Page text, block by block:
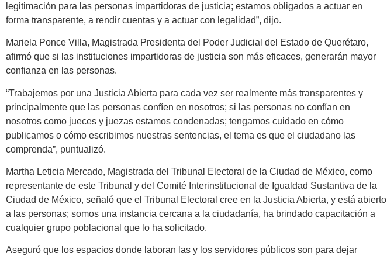
legitimación para las personas impartidoras de justicia; estamos obligados a actuar en
forma transparente, a rendir cuentas y a actuar con legalidad”, dijo.
Mariela Ponce Villa, Magistrada Presidenta del Poder Judicial del Estado de Querétaro,
afirmó que si las instituciones impartidoras de justicia son más eficaces, generarán mayor
confianza en las personas.
“Trabajemos por una Justicia Abierta para cada vez ser realmente más transparentes y
principalmente que las personas confíen en nosotros; si las personas no confían en
nosotros como jueces y juezas estamos condenadas; tengamos cuidado en cómo
publicamos o cómo escribimos nuestras sentencias, el tema es que el ciudadano las
comprenda”, puntualizó.
Martha Leticia Mercado, Magistrada del Tribunal Electoral de la Ciudad de México, como
representante de este Tribunal y del Comité Interinstitucional de Igualdad Sustantiva de la
Ciudad de México, señaló que el Tribunal Electoral cree en la Justicia Abierta, y está abierto
a las personas; somos una instancia cercana a la ciudadanía, ha brindado capacitación a
cualquier grupo poblacional que lo ha solicitado.
Aseguró que los espacios donde laboran las y los servidores públicos son para dejar